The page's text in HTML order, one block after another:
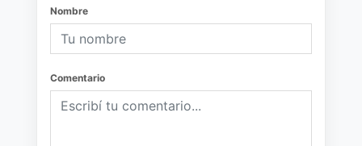
Nombre
Comentario